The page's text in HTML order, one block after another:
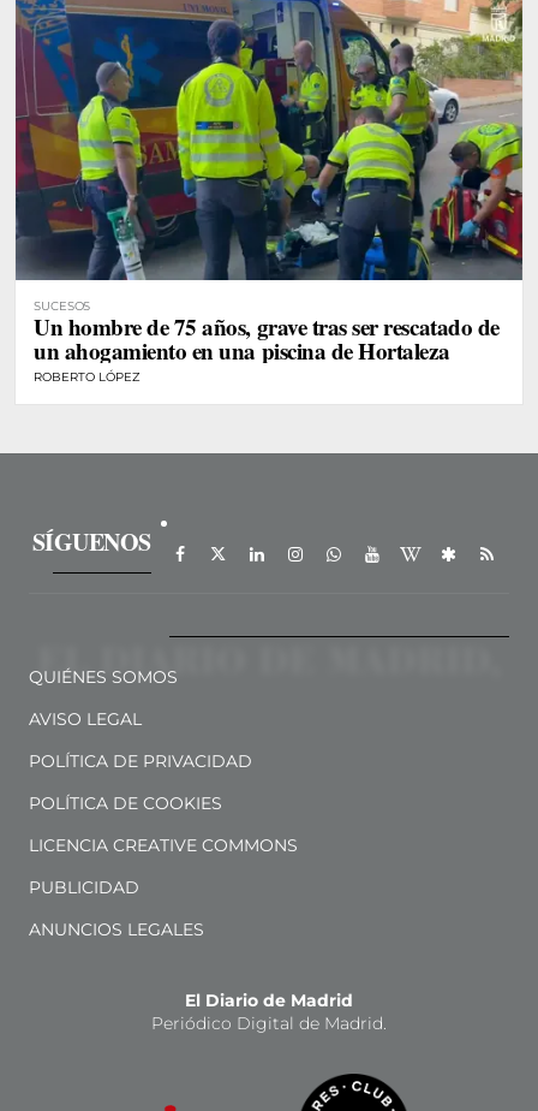
SUCESOS
Un hombre de 75 años, grave tras ser rescatado de
un ahogamiento en una piscina de Hortaleza
ROBERTO LÓPEZ
SÍGUENOS
QUIÉNES SOMOS
AVISO LEGAL
POLÍTICA DE PRIVACIDAD
POLÍTICA DE COOKIES
LICENCIA CREATIVE COMMONS
PUBLICIDAD
ANUNCIOS LEGALES
El Diario de Madrid
Periódico Digital de Madrid.